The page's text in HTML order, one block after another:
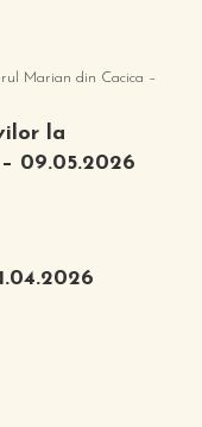
la
09.05.2026